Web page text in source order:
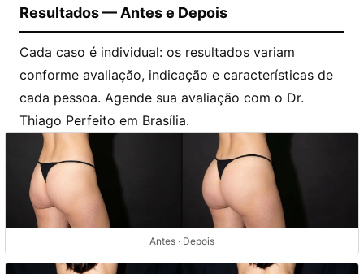
Resultados — Antes e Depois
Cada caso é individual: os resultados variam
conforme avaliação, indicação e características de
cada pessoa. Agende sua avaliação com o Dr.
Thiago Perfeito em Brasília.
Antes · Depois